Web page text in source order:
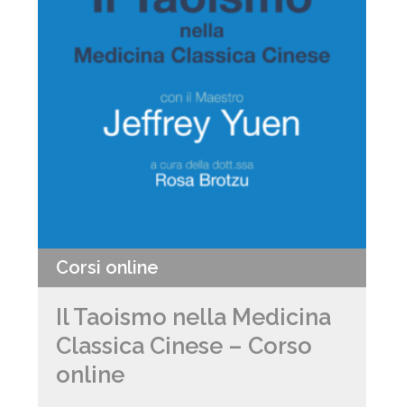
Corsi online
Il Taoismo nella Medicina
Classica Cinese – Corso
online